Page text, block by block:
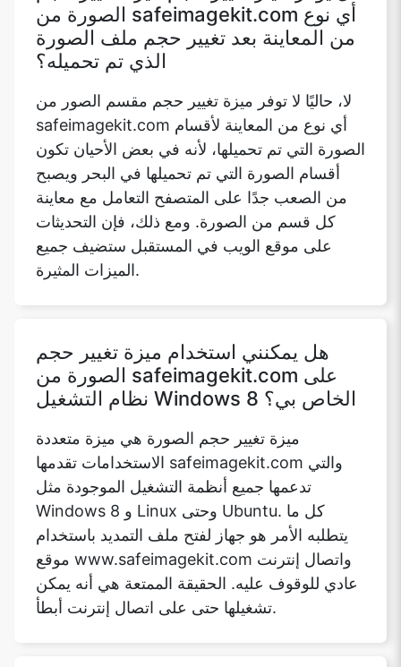
لا، حاليًا لا توفر ميزة تغيير حجم مقسم الصور من
safeimagekit.com أي نوع من المعاينة لأقسام
الصورة التي تم تحميلها، لأنه في بعض الأحيان تكون
أقسام الصورة التي تم تحميلها في البحر ويصبح
من الصعب جدًا على المتصفح التعامل مع معاينة
كل قسم من الصورة. ومع ذلك، فإن التحديثات
على موقع الويب في المستقبل ستضيف جميع
الميزات المثيرة.
هل يمكنني استخدام ميزة تغيير حجم
ميزة تغيير حجم الصورة هي ميزة متعددة
الاستخدامات تقدمها safeimagekit.com والتي
تدعمها جميع أنظمة التشغيل الموجودة مثل
Windows 8 و Linux وحتى Ubuntu. كل ما
يتطلبه الأمر هو جهاز لفتح ملف التمديد باستخدام
موقع www.safeimagekit.com واتصال إنترنت
عادي للوقوف عليه. الحقيقة الممتعة هي أنه يمكن
هل يمكنني استخدام ميزة تغيير حجم